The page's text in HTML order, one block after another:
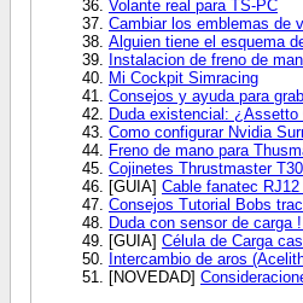
Volante real para TS-PC
Cambiar los emblemas de
Alguien tiene el esquema
Instalacion de freno de
Mi Cockpit Simracing
Consejos y ayuda para
Duda existencial: ¿Assetto
Como configurar Nvidia
Freno de mano para
Cojinetes Thrustmaster
[GUIA] Cable fanatec
Consejos Tutorial Bobs
Duda con sensor de carga
[GUIA] Célula de Carga
Intercambio de aros
[NOVEDAD]